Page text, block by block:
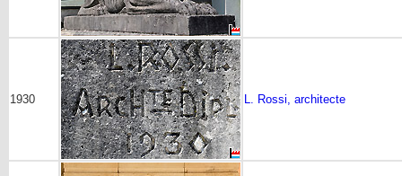
1930 L. Rossi, architecte